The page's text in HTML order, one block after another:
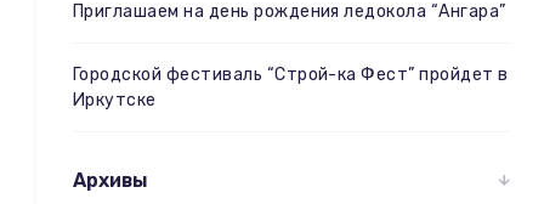
Приглашаем на день рождения ледокола “Ангара”
Городской фестиваль “Строй-ка Фест” пройдет в
Иркутске
Архивы